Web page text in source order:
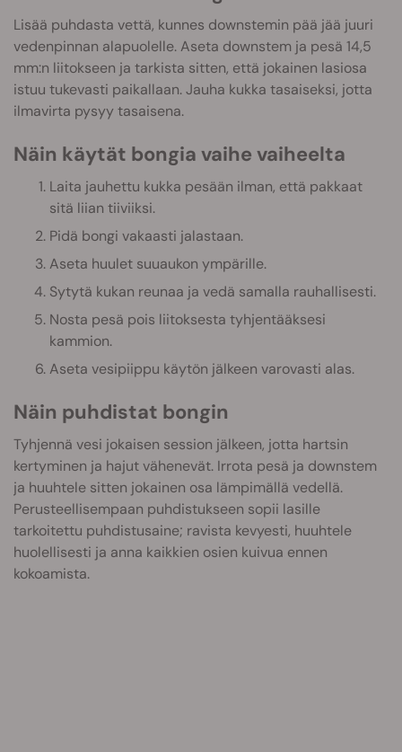
Lisää puhdasta vettä, kunnes downstemin pää jää juuri
vedenpinnan alapuolelle. Aseta downstem ja pesä 14,5
mm:n liitokseen ja tarkista sitten, että jokainen lasiosa
istuu tukevasti paikallaan. Jauha kukka tasaiseksi, jotta
ilmavirta pysyy tasaisena.
Näin käytät bongia vaihe vaiheelta
Laita jauhettu kukka pesään ilman, että pakkaat
sitä liian tiiviiksi.
Pidä bongi vakaasti jalastaan.
Aseta huulet suuaukon ympärille.
Sytytä kukan reunaa ja vedä samalla rauhallisesti.
Nosta pesä pois liitoksesta tyhjentääksesi
kammion.
Aseta vesipiippu käytön jälkeen varovasti alas.
Näin puhdistat bongin
Tyhjennä vesi jokaisen session jälkeen, jotta hartsin
kertyminen ja hajut vähenevät. Irrota pesä ja downstem
ja huuhtele sitten jokainen osa lämpimällä vedellä.
Perusteellisempaan puhdistukseen sopii lasille
tarkoitettu puhdistusaine; ravista kevyesti, huuhtele
huolellisesti ja anna kaikkien osien kuivua ennen
kokoamista.